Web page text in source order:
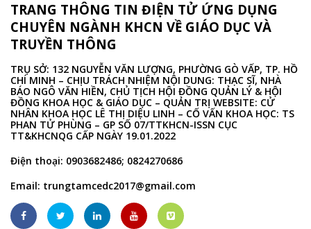
TRANG THÔNG TIN ĐIỆN TỬ ỨNG DỤNG
CHUYÊN NGÀNH KHCN VỀ GIÁO DỤC VÀ
TRUYỀN THÔNG
TRỤ SỞ: 132 NGUYỄN VĂN LƯỢNG, PHƯỜNG GÒ VẤP, TP. HỒ
CHÍ MINH – CHỊU TRÁCH NHIỆM NỘI DUNG: THẠC SĨ, NHÀ
BÁO NGÔ VĂN HIỀN, CHỦ TỊCH HỘI ĐỒNG QUẢN LÝ & HỘI
ĐỒNG KHOA HỌC & GIÁO DỤC – QUẢN TRỊ WEBSITE: CỬ
NHÂN KHOA HỌC LÊ THỊ DIỆU LINH – CỐ VẤN KHOA HỌC: TS
PHAN TỬ PHÙNG – GP SỐ 07/TTKHCN-ISSN CỤC
TT&KHCNQG CẤP NGÀY 19.01.2022
Điện thoại: 0903682486; 0824270686
Email: trungtamcedc2017@gmail.com